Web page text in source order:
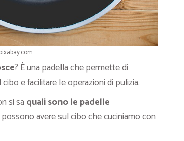
? È una padella che permette di
e facilitare le operazioni di pulizia.
si saquali sono le padelle
avere sul cibo che cuciniamo con